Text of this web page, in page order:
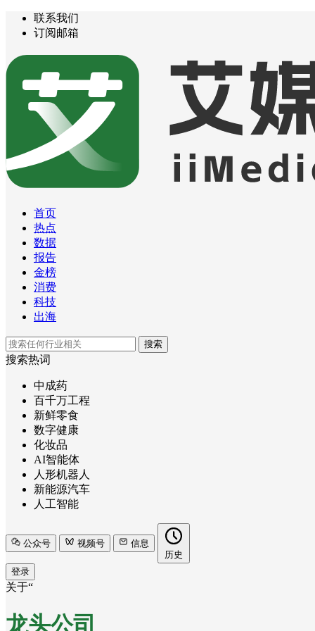
联系我们
订阅邮箱
首页
热点
数据
报告
金榜
消费
科技
出海
搜索
搜索热词
中成药
百千万工程
新鲜零食
数字健康
化妆品
AI智能体
人形机器人
新能源汽车
人工智能
公众号 视频号
信息
历史
登录
关于“
龙头公司